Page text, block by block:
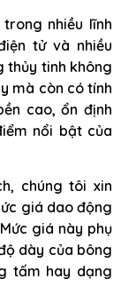
nhiều lĩnh
tử và nhiều
thủy tinh không
mà còn có tính
cao, ổn định
nổi bật của
chúng tôi xin
giá dao động
giá này phụ
dày của bông
tấm hay dạng